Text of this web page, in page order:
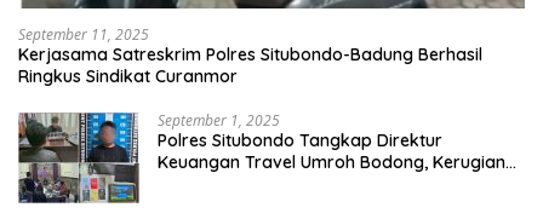
September 11, 2025
Kerjasama Satreskrim Polres Situbondo-Badung Berhasil
Ringkus Sindikat Curanmor
September 1, 2025
Polres Situbondo Tangkap Direktur
Keuangan Travel Umroh Bodong, Kerugian